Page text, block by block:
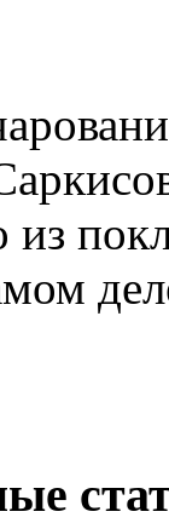
из